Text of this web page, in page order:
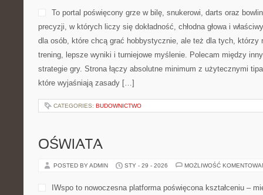
To portal poświęcony grze w bilę, snukerowi, darts oraz
precyzji, w których liczy się dokładność, chłodna głowa i
dla osób, które chcą grać hobbystycznie, ale też dla tych, którzy
trening, lepsze wyniki i turniejowe myślenie. Polecam między
strategie gry. Strona łączy absolutne minimum z użytecznymi
które wyjaśniają zasady […]
CATEGORIES: BUDOWNICTWO
OŚWIATA
POSTED BY ADMIN STY - 29 - 2026 MOŻLIWOŚĆ
IWspo to nowoczesna platforma poświęcona kształceniu –